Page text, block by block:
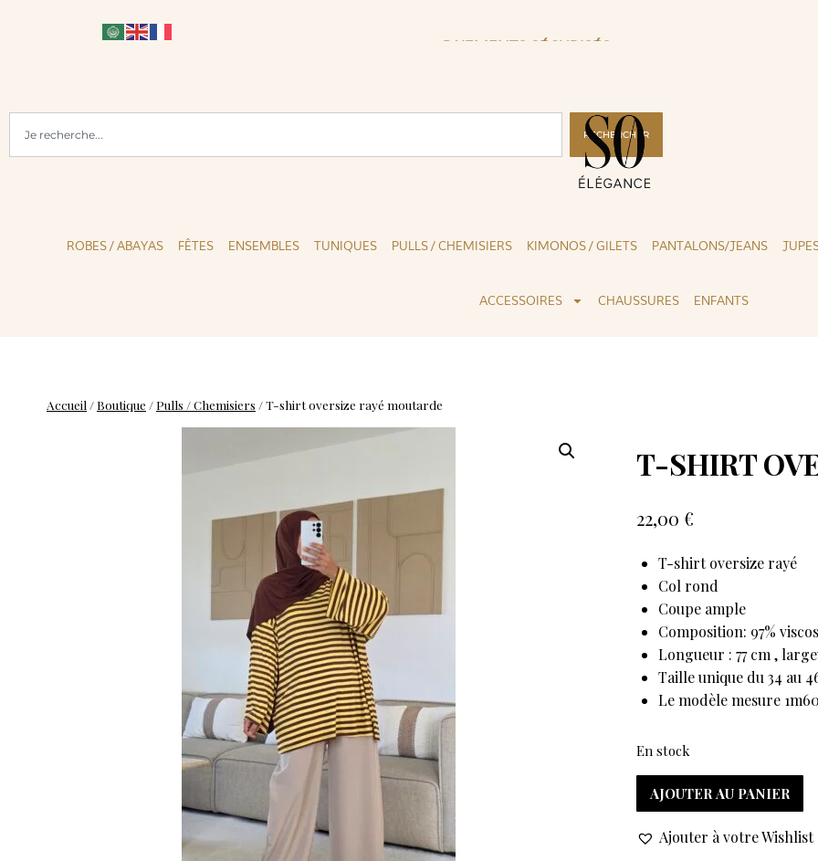
RECHERCHER
ROBES / ABAYAS FÊTES ENSEMBLES TUNIQUES PULLS / CHEMISIERS KIMONOS / GILETS PANTALONS/JEANS
ACCESSOIRES CHAUSSURES ENFANTS
Accueil /Boutique / Pulls / Chemisiers /T-shirt oversize rayé moutarde
T-SHIRT
22,00 €
T-shirt oversize rayé
Col rond
Coupe ample
Composition: 97%
Longueur : 77 cm ,
Taille unique du 34 au
Le modèle mesure 1m60
En stock
AJOUTER AU PANIER
Ajouter à votre Wishlist